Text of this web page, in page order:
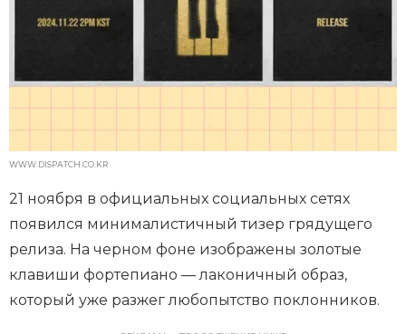
WWW.DISPATCH.CO.KR
21 ноября в официальных социальных сетях
появился минималистичный тизер грядущего
релиза. На черном фоне изображены золотые
клавиши фортепиано — лаконичный образ,
который уже разжег любопытство поклонников.